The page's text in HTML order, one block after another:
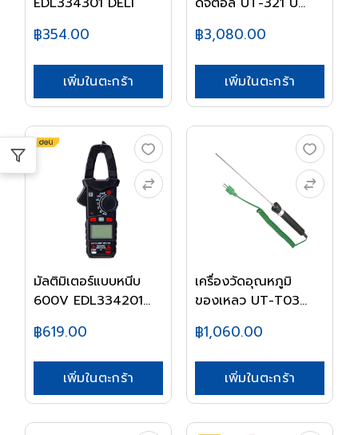
฿354.00
เพิ่มในตะกร้า
฿3,080.00
เพิ่มในตะกร้า
มัลติมิเตอร์แบบหนีบ
600V EDL334201...
฿619.00
เพิ่มในตะกร้า
เครื่องวัดอุณหภูมิ
ของเหลว UT-T03
฿1,060.00
เพิ่มในตะกร้า